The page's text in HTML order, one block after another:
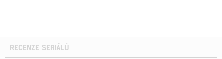
RECENZE SERIÁLŮ